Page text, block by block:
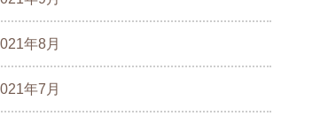
年8月
年7月